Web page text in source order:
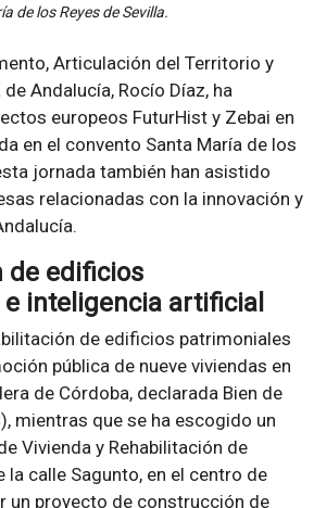
de los Reyes de Sevilla.
Articulación del Territorio y
Andalucía, Rocío Díaz, ha
europeos FuturHist y Zebai en
en el convento Santa María de los
jornada también han asistido
relacionadas con la innovación y
de edificios
inteligencia artificial
de edificios patrimoniales
pública de nueve viviendas en
de Córdoba, declarada Bien de
mientras que se ha escogido un
Vivienda y Rehabilitación de
la calle Sagunto, en el centro de
un proyecto de construcción de